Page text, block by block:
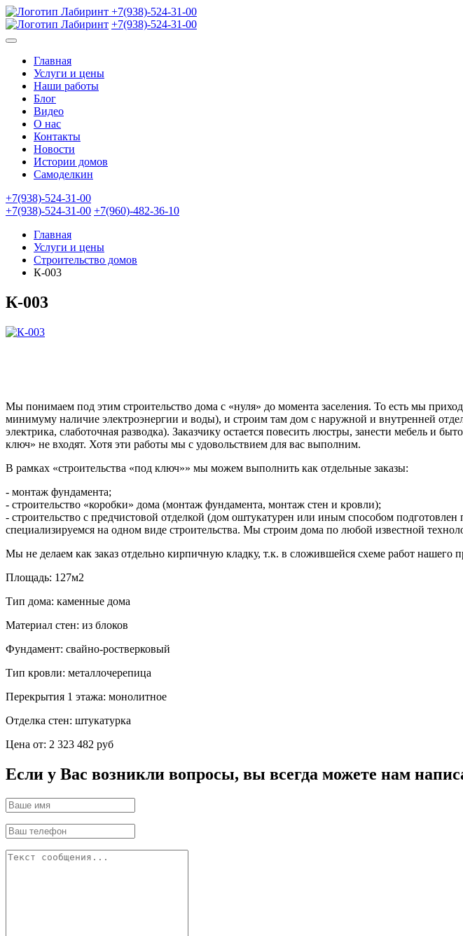
+7(938)-524-31-00
+7(938)-524-31-00
Главная
Услуги и цены
Наши работы
Блог
Видео
О нас
Контакты
Новости
Истории домов
Самоделкин
+7(938)-524-31-00
+7(938)-524-31-00 +7(960)-482-36-10
Главная
Услуги и цены
Строительство домов
К-003
К-003
Мы понимаем под этим строительство дома с «нуля» до момента заселения. То есть мы
минимуму наличие электроэнергии и воды), и строим там дом с наружной и внутренней
электрика, слаботочная разводка). Заказчику остается повесить люстры, занести мебель и
ключ» не входят. Хотя эти работы мы с удовольствием для вас выполним.
В рамках «строительства «под ключ»» мы можем выполнить как отдельные заказы:
- монтаж фундамента;
- строительство «коробки» дома (монтаж фундамента, монтаж стен и кровли);
- строительство с предчистовой отделкой (дом оштукатурен или иным способом
специализируемся на одном виде строительства. Мы строим дома по любой известной
Мы не делаем как заказ отдельно кирпичную кладку, т.к. в сложившейся схеме работ нашего
Площадь: 127м2
Тип дома: каменные дома
Материал стен: из блоков
Фундамент: свайно-ростверковый
Тип кровли: металлочерепица
Перекрытия 1 этажа: монолитное
Отделка стен: штукатурка
Цена от: 2 323 482 руб
Если у Вас возникли вопросы, вы всегда можете нам